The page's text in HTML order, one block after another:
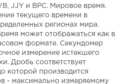
JJY и BPC. Мировое время.
текущего времени в
регионах мира.
может отображаться как в
формате. Секундомер
измерение истекшего
Дробь соответствует
которой производится
- максимально измеряемому